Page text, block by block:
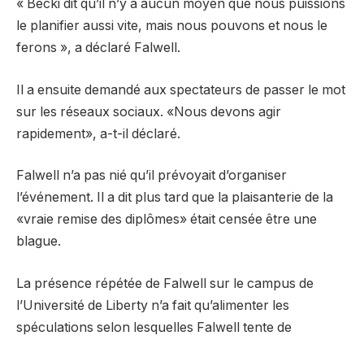
« Becki dit qu’il n’y a aucun moyen que nous puissions
le planifier aussi vite, mais nous pouvons et nous le
ferons », a déclaré Falwell.
Il a ensuite demandé aux spectateurs de passer le mot
sur les réseaux sociaux. «Nous devons agir
rapidement», a-t-il déclaré.
Falwell n’a pas nié qu’il prévoyait d’organiser
l’événement. Il a dit plus tard que la plaisanterie de la
«vraie remise des diplômes» était censée être une
blague.
La présence répétée de Falwell sur le campus de
l’Université de Liberty n’a fait qu’alimenter les
spéculations selon lesquelles Falwell tente de